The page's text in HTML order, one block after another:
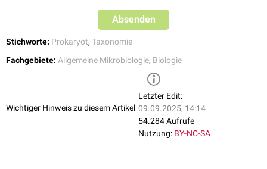
Absenden
Stichworte: Prokaryot, Taxonomie
Fachgebiete: Allgemeine Mikrobiologie, Biologie
Wichtiger Hinweis zu diesem Artikel
Letzter Edit:
09.09.2025, 14:14
54.284 Aufrufe
Nutzung: BY-NC-SA